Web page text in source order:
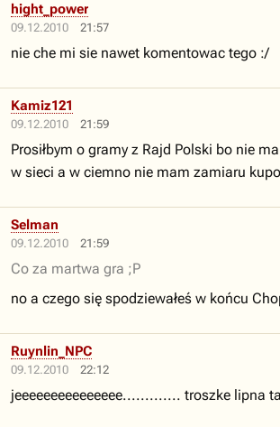
09.12.2010 21:57
hight_power
nie che mi sie nawet komentowac tego :/
09.12.2010 21:59
Kamiz121
Prosiłbym o gramy z Rajd Polski bo nie
w sieci a w ciemno nie mam zamiaru
09.12.2010 21:59
Selman
Co za martwa gra ;P
no a czego się spodziewałeś w końcu
09.12.2010 22:12
Ruynlin_NPC
jeeeeeeeeeeeeeee............. troszke lipna